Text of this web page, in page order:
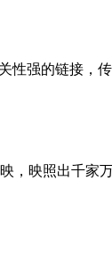
性强的链接，
，映照出千家